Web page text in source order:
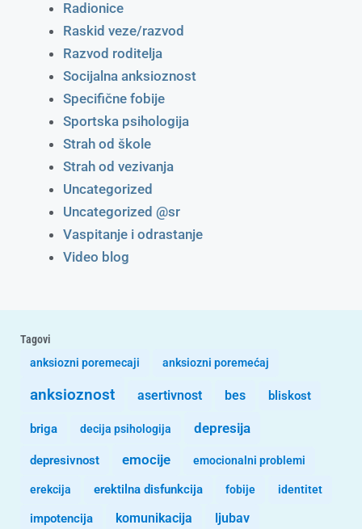
Radionice
Raskid veze/razvod
Razvod roditelja
Socijalna anksioznost
Specifične fobije
Sportska psihologija
Strah od škole
Strah od vezivanja
Uncategorized
Uncategorized @sr
Vaspitanje i odrastanje
Video blog
Tagovi
anksiozni poremecaji
anksiozni poremećaj
anksioznost asertivnost bes bliskost
briga decija psihologija depresija
depresivnost emocije emocionalni problemi
erekcija erektilna disfunkcija fobije identitet
impotencija komunikacija ljubav